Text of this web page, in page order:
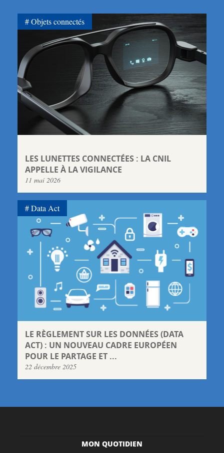
LES LUNETTES CONNECTÉES : LA CNIL
APPELLE À LA VIGILANCE
11 mai 2026
Objets connectés
LE RÈGLEMENT SUR LES DONNÉES (DATA
ACT) : UN NOUVEAU CADRE EUROPÉEN
POUR LE PARTAGE ET ...
22 décembre 2025
Data Act
MON QUOTIDIEN